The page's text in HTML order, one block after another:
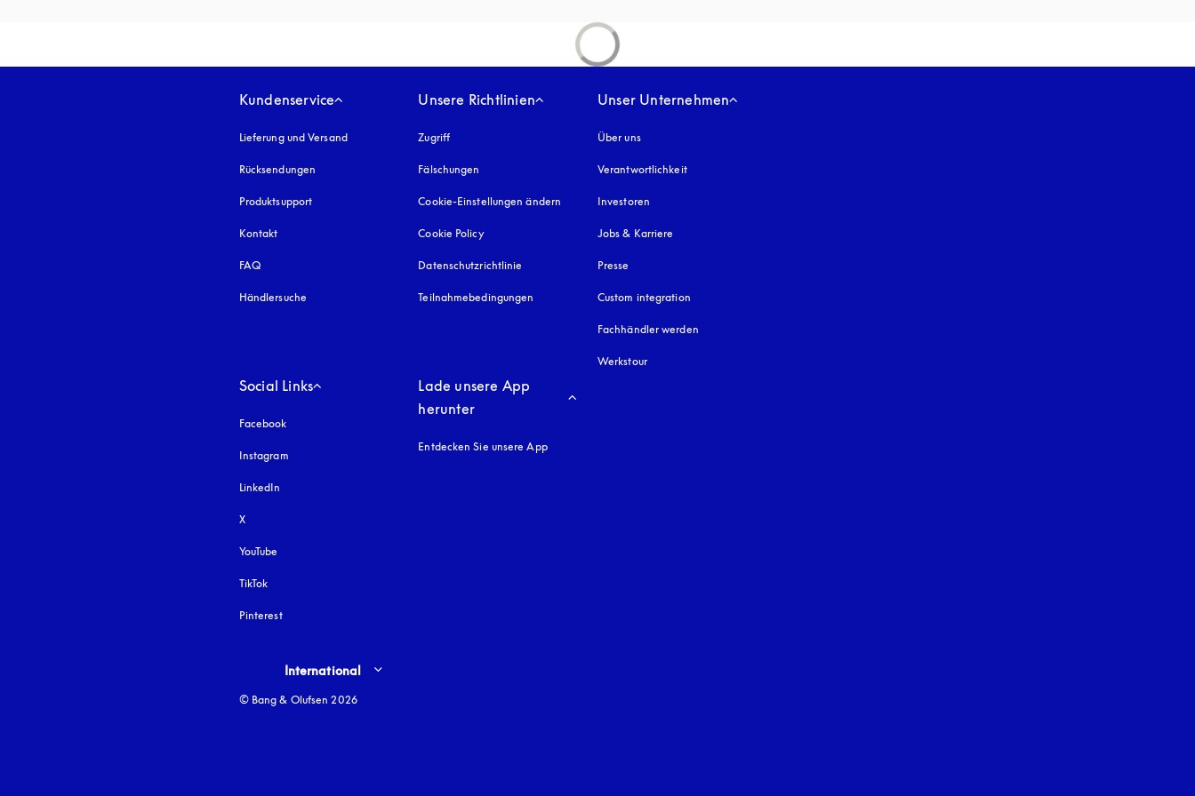
Kundenservice
Lieferung und Versand
Rücksendungen
Produktsupport
Kontakt
FAQ
Händlersuche
Unsere Richtlinien
Zugriff öffnet sich in einem neuen Tab
Fälschungen öffnet sich in einem neuen Tab
Cookie-Einstellungen ändern
Cookie Policyöffnet sich in einem neuen Tab
Datenschutzrichtlinie öffnet sich in einem neuen Tab
Teilnahmebedingungen
Unser Unternehmen
Über uns
Verantwortlichkeit
Investoren
Jobs & Karriere
Presse
Custom integration
Fachhändler werden
Werkstour
Social Links
Facebook
Instagram
LinkedIn
X
YouTube
TikTok
Pinterest
Lade unsere App
herunter
Entdecken Sie unsere App
Select country and language
International
© Bang & Olufsen 2026